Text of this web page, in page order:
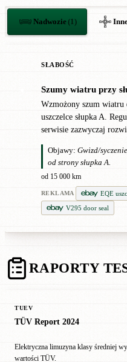
Nadwozie(1)
SŁABOŚĆ
Szumy wiatru przy
Wzmożony szum wiatru
uszczelce słupka A.
serwisie zazwyczaj
Objawy: Gwizd/
od strony słupka A.
od 15 000 km
REKLAMA
EQE
V295 door seal
RAPORTY
TUEV
TÜV Report 2024
Elektryczna limuzyna klasy średniej
wartości TÜV.